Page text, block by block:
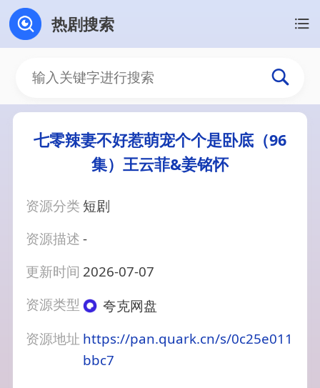
热剧搜索
七零辣妻不好惹萌宠个个是卧底（96
集）王云菲&姜铭怀
资源分类 短剧
资源描述-
更新时间 2026-07-07
资源类型
夸克网盘
资源地址 https://pan.quark.cn/s/0c25e011
bbc7